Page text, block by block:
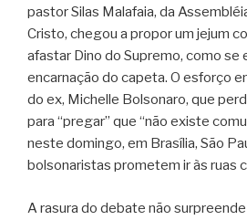
pastor Silas Malafaia, da
Cristo, chegou a propor um jejum
afastar Dino do Supremo, como se
encarnação do capeta. O esforço
do ex, Michelle Bolsonaro, que
para “pregar” que “não existe
neste domingo, em Brasília, São
bolsonaristas prometem ir às ruas
A rasura do debate não